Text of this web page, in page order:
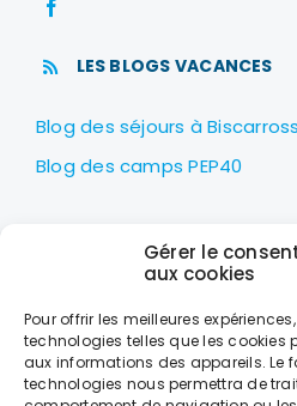
Gérer le
aux cookies
Pour offrir les meilleures
technologies telles que les cookies
aux informations des appareils. Le
technologies nous permettra de
LES BLOGS VACANCES
Blog des séjours à
Blog des camps PEP40
LES PEP40
Centre nautique Jean
40600 BISCARROSSE
+33 (0)5 58 78 10 47